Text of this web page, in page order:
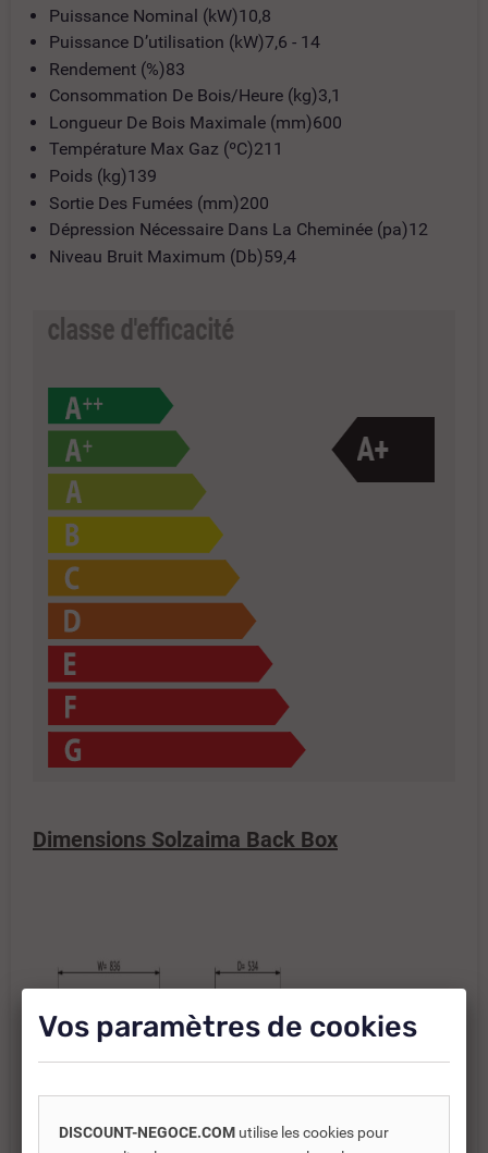
Puissance Nominal (kW)10,8
Puissance D’utilisation (kW)7,6 - 14
Rendement (%)83
Consommation De Bois/Heure (kg)3,1
Longueur De Bois Maximale (mm)600
Température Max Gaz (ºC)211
Poids (kg)139
Sortie Des Fumées (mm)200
Dépression Nécessaire Dans La Cheminée (pa)12
Niveau Bruit Maximum (Db)59,4
Dimensions Solzaima Back Box
Vos paramètres de cookies
DISCOUNT-NEGOCE.COM utilise les cookies pour